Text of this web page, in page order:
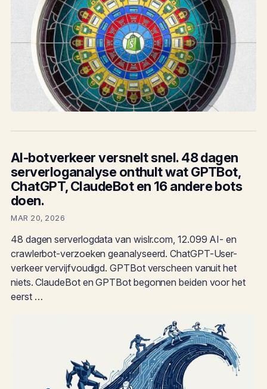
AI-botverkeer versnelt snel. 48 dagen
serverloganalyse onthult wat GPTBot,
ChatGPT, ClaudeBot en 16 andere bots
doen.
MAR 20, 2026
48 dagen serverlogdata van wislr.com, 12.099 AI- en
crawlerbot-verzoeken geanalyseerd. ChatGPT-User-
verkeer vervijfvoudigd. GPTBot verscheen vanuit het
niets. ClaudeBot en GPTBot begonnen beiden voor het
eerst …